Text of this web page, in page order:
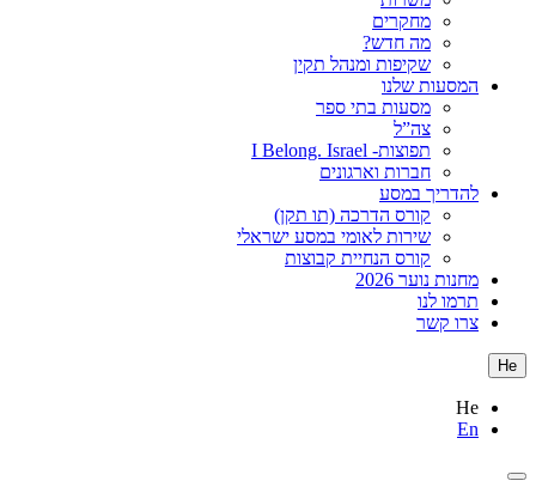
מחקרים
מה חדש?
שקיפות ומנהל תקין
המסעות שלנו
מסעות בתי ספר
צה”ל
תפוצות- I Belong. Israel
חברות וארגונים
להדריך במסע
קורס הדרכה (תו תקן)
שירות לאומי במסע ישראלי
קורס הנחיית קבוצות
מחנות נוער 2026
תרמו לנו
צרו קשר
He
He
En